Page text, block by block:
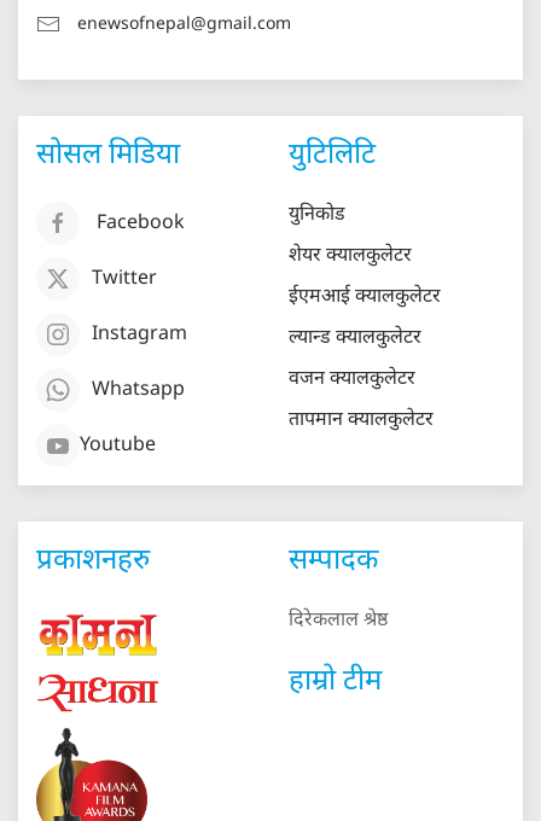
enewsofnepal@gmail.com
सोसल मिडिया
Facebook
Twitter
Instagram
Whatsapp
Youtube
युटिलिटि
युनिकोड
शेयर क्यालकुलेटर
ईएमआई क्यालकुलेटर
ल्यान्ड क्यालकुलेटर
वजन क्यालकुलेटर
तापमान क्यालकुलेटर
प्रकाशनहरु सम्पादक
दिरेकलाल श्रेष्ठ
हाम्रो टीम